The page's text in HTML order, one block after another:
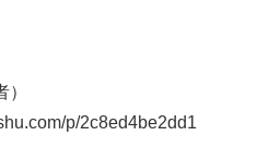
p/2c8ed4be2dd1